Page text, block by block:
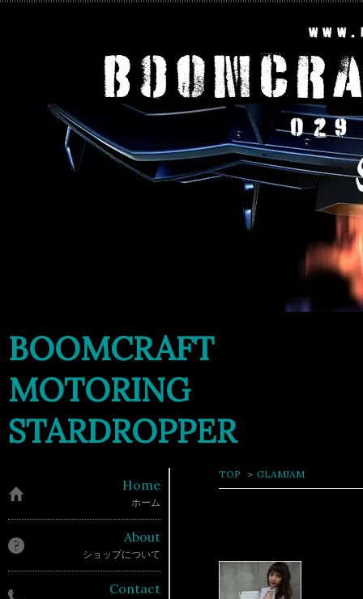
BOOMCRAFT
MOTORING
STARDROPPER
TOP > GLAMJAM
Home
ホーム
About
ショップについて
Contact